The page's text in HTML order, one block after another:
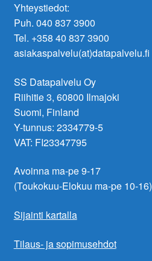
Yhteystiedot:
Puh. 040 837 3900
Tel. +358 40 837 3900
asiakaspalvelu(at)datapalvelu.fi
SS Datapalvelu Oy
Riihitie 3, 60800 Ilmajoki
Suomi, Finland
Y-tunnus: 2334779-5
VAT: FI23347795
Avoinna ma-pe 9-17
(Toukokuu-Elokuu ma-pe 10-16)
Sijainti kartalla
Tilaus- ja sopimusehdot